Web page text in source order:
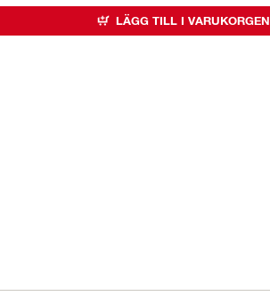
LÄGG TILL I VARUKORGEN